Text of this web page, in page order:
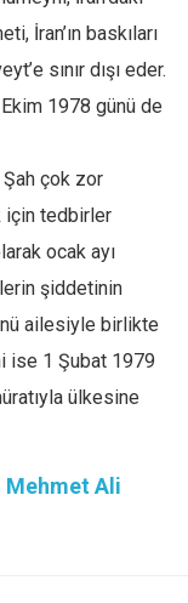
İran’ın baskıları
sınır dışı eder.
1978 günü de
Şah çok zor
için tedbirler
ocak ayı
şiddetinin
ailesiyle birlikte
ise 1 Şubat 1979
ülkesine
Mehmet Ali